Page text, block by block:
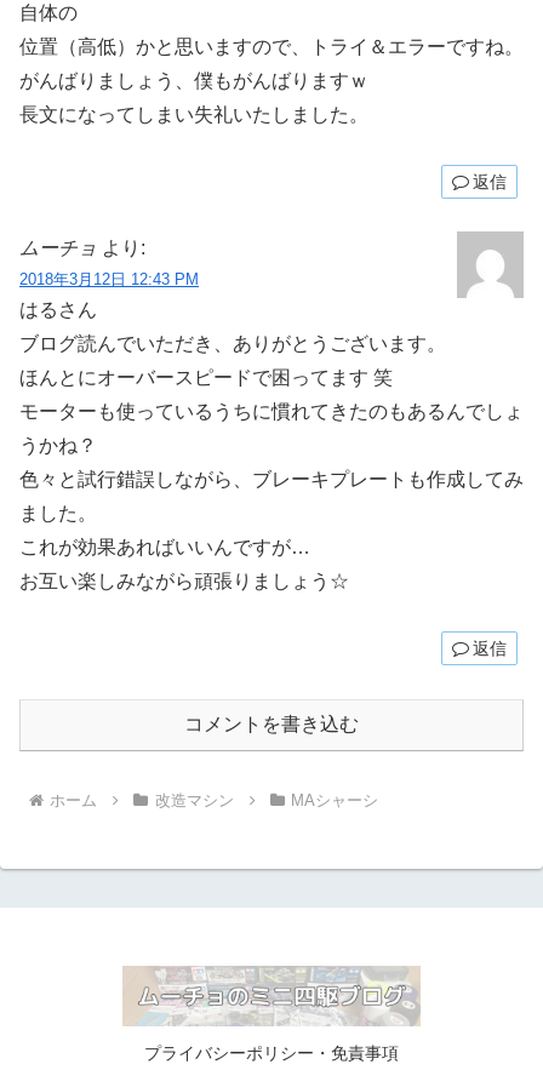
自体の
位置（高低）かと思いますので、トライ＆エラーですね。
がんばりましょう、僕もがんばりますｗ
長文になってしまい失礼いたしました。
返信
ムーチョ より:
2018年3月12日 12:43 PM
はるさん
ブログ読んでいただき、ありがとうございます。
ほんとにオーバースピードで困ってます 笑
モーターも使っているうちに慣れてきたのもあるんでしょ
うかね？
色々と試行錯誤しながら、ブレーキプレートも作成してみ
ました。
これが効果あればいいんですが…
お互い楽しみながら頑張りましょう☆
返信
コメントを書き込む
ホーム 改造マシン MAシャーシ
プライバシーポリシー・免責事項